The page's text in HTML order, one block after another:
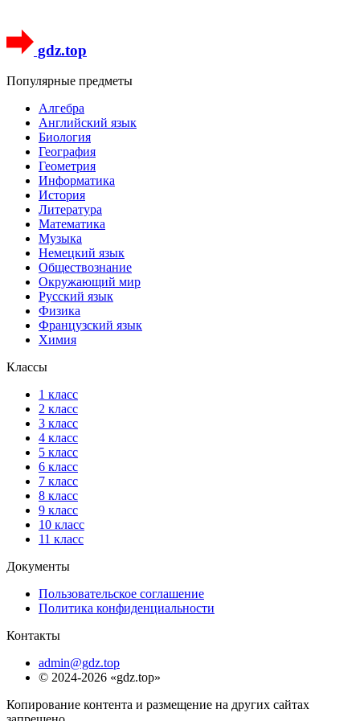
gdz.top
Популярные предметы
Алгебра
Английский язык
Биология
География
Геометрия
Информатика
История
Литература
Математика
Музыка
Немецкий язык
Обществознание
Окружающий мир
Русский язык
Физика
Французский язык
Химия
Классы
1 класс
2 класс
3 класс
4 класс
5 класс
6 класс
7 класс
8 класс
9 класс
10 класс
11 класс
Документы
Пользовательское соглашение
Политика конфиденциальности
Контакты
admin@gdz.top
© 2024-2026 «gdz.top»
Копирование контента и размещение на других сайтах